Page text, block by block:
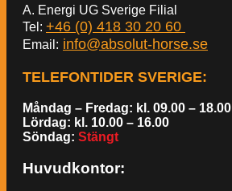
A. Energi UG Sverige Filial
Tel: +46 (0) 418 30 20 60
Email: info@absolut-horse.se
TELEFONTIDER SVERIGE:
Måndag – Fredag: kl. 09.00 – 18.00
Lördag: kl. 10.00 – 16.00
Söndag: Stängt
Huvudkontor: